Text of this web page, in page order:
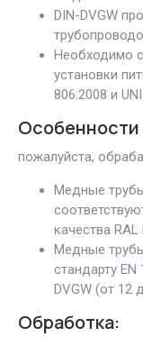
DIN-DVGW
Необходимо
установки
806:2008 и
пожалуйста,
Медные
качества
Медные
стандарту
DVGW (от 12
Обработка: